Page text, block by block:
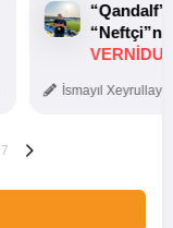
İsmayıl
7